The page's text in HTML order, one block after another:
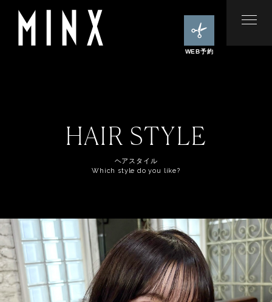
WEB予約
HAIR STYLE
ヘアスタイル
Which style do you like?